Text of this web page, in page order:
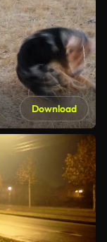
Download